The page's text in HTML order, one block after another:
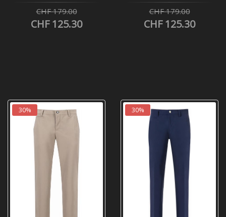
CHF 179.00
CHF 125.30
CHF 179.00
CHF 125.30
30% 30%